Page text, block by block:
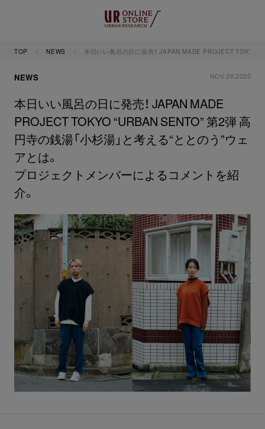
TOP NEWS 本日いい風呂の日に発売！ JAPAN MADE PROJECT TOKYO
NEWS NOV 26,2020
本日いい風呂の日に発売！ JAPAN MADE
PROJECT TOKYO “URBAN SENTO” 第2弾 高
円寺の銭湯「小杉湯」と考える“ととのう”ウェ
アとは。
プロジェクトメンバーによるコメントを紹
介。